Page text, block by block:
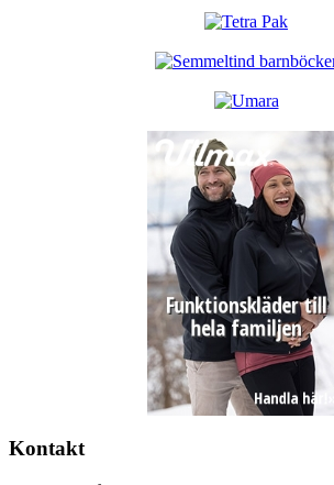
Kontakt